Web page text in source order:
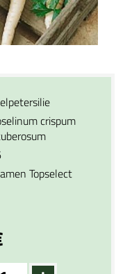
crispum
Topselect